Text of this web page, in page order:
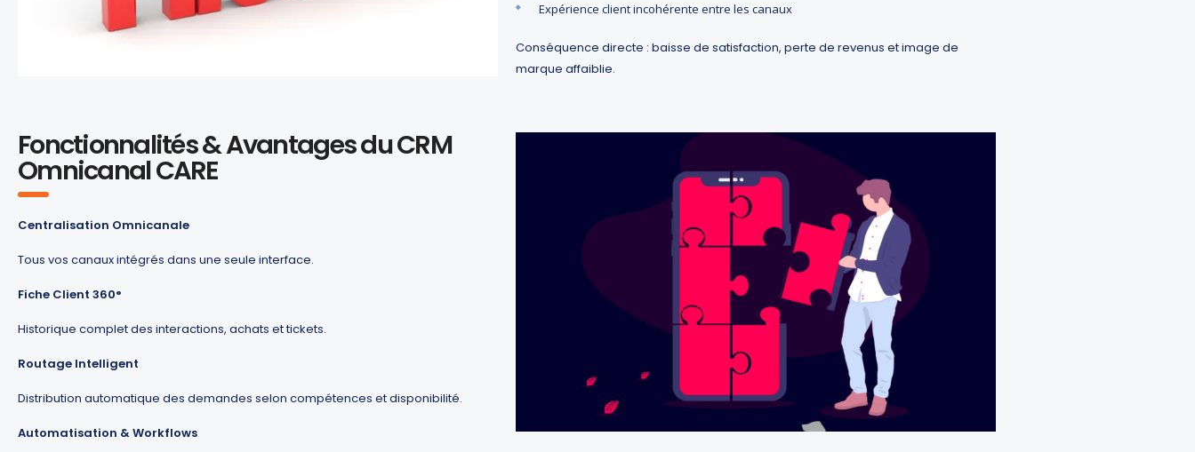
Expérience client incohérente entre les canaux
Conséquence directe : baisse de satisfaction, perte de revenus et image de
marque affaiblie.
Fonctionnalités & Avantages du CRM
Omnicanal CARE
Centralisation Omnicanale
Tous vos canaux intégrés dans une seule interface.
Fiche Client 360°
Historique complet des interactions, achats et tickets.
Routage Intelligent
Distribution automatique des demandes selon compétences et disponibilité.
Automatisation & Workflows